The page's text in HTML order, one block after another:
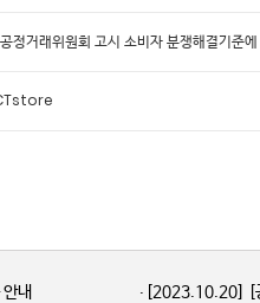
정거래위원회 고시 소비자 분쟁해결기준
내 [2023.10.20]